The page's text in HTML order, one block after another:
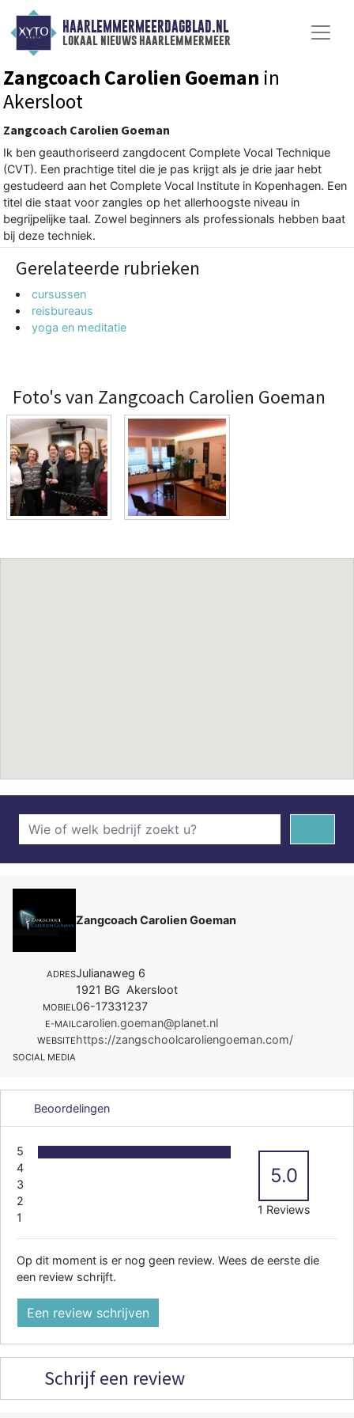
HAARLEMMERMEERDAGBLAD.NL
lokaal nieuws haarlemmermeer
Zangcoach Carolien Goeman in
Akersloot
Zangcoach Carolien Goeman
Ik ben geauthoriseerd zangdocent Complete Vocal Technique
(CVT). Een prachtige titel die je pas krijgt als je drie jaar hebt
gestudeerd aan het Complete Vocal Institute in Kopenhagen. Een
titel die staat voor zangles op het allerhoogste niveau in
begrijpelijke taal. Zowel beginners als professionals hebben baat
bij deze techniek.
Gerelateerde rubrieken
cursussen
reisbureaus
yoga en meditatie
Foto's van Zangcoach Carolien Goeman
Zangcoach Carolien Goeman
ADRESJulianaweg 6
1921 BG Akersloot
MOBIEL06-17331237
E-MAILcarolien.goeman@planet.nl
WEBSITEhttps://zangschoolcaroliengoeman.com/
SOCIAL MEDIA
Beoordelingen
5
4
3
2
1
5.0
1 Reviews
Op dit moment is er nog geen review. Wees de eerste die
een review schrijft.
Een review schrijven
Schrijf een review